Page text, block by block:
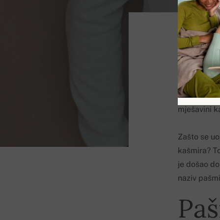
Pašmin
Pašmina
mješavini
Zašto se
kašmira?
je došao
naziv